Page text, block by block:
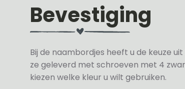
Bevestiging
Bij de naambordjes heeft u de keuze
ze geleverd met schroeven met 4
kiezen welke kleur u wilt gebruiken.